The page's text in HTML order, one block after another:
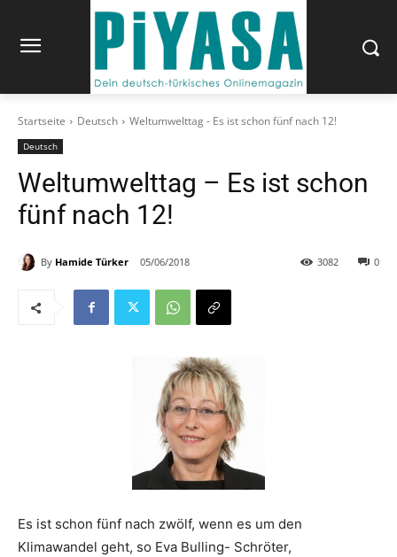
Startseite Deutsch Weltumwelttag - Es ist schon fünf nach 12!
Deutsch
Weltumwelttag – Es ist schon
fünf nach 12!
By Hamide Türker 05/06/2018 0
3082
Es ist schon fünf nach zwölf, wenn es um den
Klimawandel geht, so Eva Bulling- Schröter,